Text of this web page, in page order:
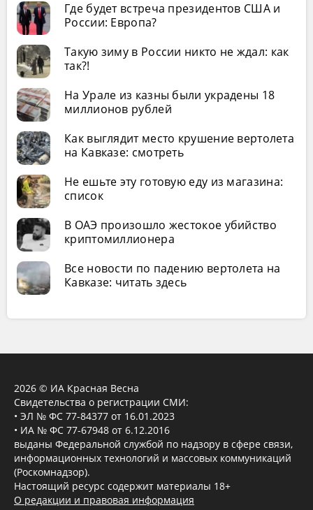
Где будет встреча президентов США и
России: Европа?
Такую зиму в России никто не ждал: как
так?!
На Урале из казны были украдены 18
миллионов рублей
Как выглядит место крушение вертолета
на Кавказе: смотреть
Не ешьте эту готовую еду из магазина:
список
В ОАЭ произошло жестокое убийство
криптомиллионера
Все новости по падению вертолета на
Кавказе: читать здесь
2026 © ИА Красная Весна
Свидетельства о регистрации СМИ:
• ЭЛ № ФС 77-84377 от 16.01.2023
• ИА № ФС 77-67948 от 6.12.2016
выданы Федеральной службой по надзору в сфере связи,
информационных технологий и массовых коммуникаций
(Роскомнадзор).
Настоящий ресурс содержит материалы 18+
О редакции и правовая информация